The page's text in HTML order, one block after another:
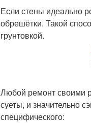
Если стены идеально
обрешётки. Такой
грунтовкой.
Любой ремонт своими
суеты, и значительно
специфического: